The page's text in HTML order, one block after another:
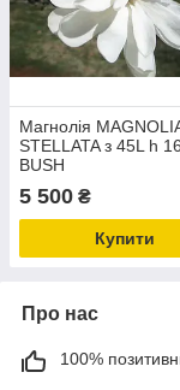
Магнолія
STELLATA з 45L h
BUSH
5 500 ₴
Купити
Про нас
100%